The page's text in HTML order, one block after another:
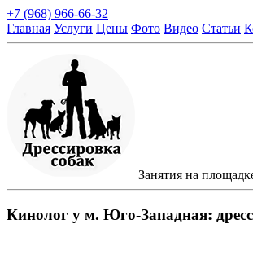
+7 (968) 966-66-32
Главная Услуги Цены Фото Видео Статьи
Занятия на
Кинолог у м. Юго-Западная: